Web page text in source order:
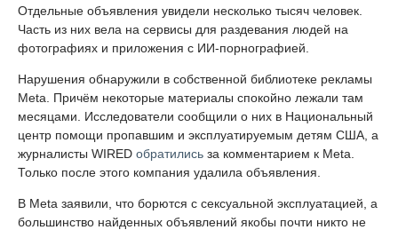
Отдельные объявления увидели несколько тысяч человек.
Часть из них вела на сервисы для раздевания людей на
фотографиях и приложения с ИИ-порнографией.
Нарушения обнаружили в собственной библиотеке рекламы
Meta. Причём некоторые материалы спокойно лежали там
месяцами. Исследователи сообщили о них в Национальный
центр помощи пропавшим и эксплуатируемым детям США, а
журналисты WIRED обратились за комментарием к Meta.
Только после этого компания удалила объявления.
В Meta заявили, что борются с сексуальной эксплуатацией, а
большинство найденных объявлений якобы почти никто не